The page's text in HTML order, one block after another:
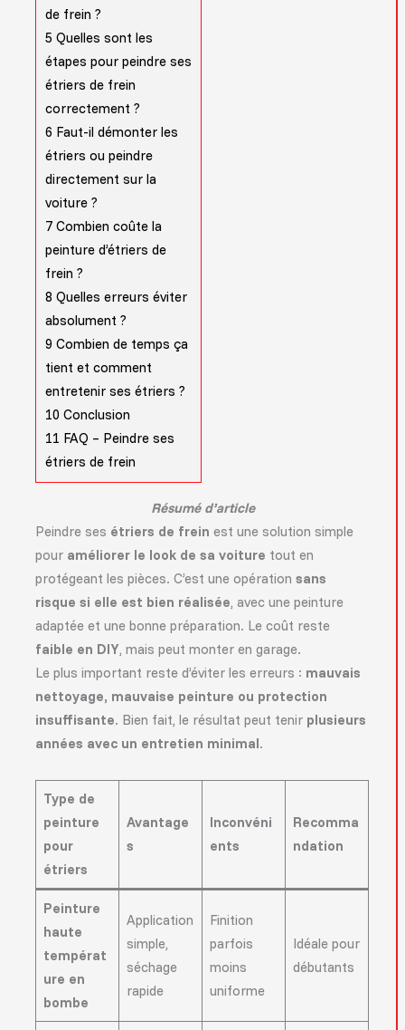
de frein ?
5 Quelles sont les
étapes pour peindre ses
étriers de frein
correctement ?
6 Faut-il démonter les
étriers ou peindre
directement sur la
voiture ?
7 Combien coûte la
peinture d’étriers de
frein ?
8 Quelles erreurs éviter
absolument ?
9 Combien de temps ça
tient et comment
entretenir ses étriers ?
10 Conclusion
11 FAQ – Peindre ses
étriers de frein
Résumé d’article
Peindre ses étriers de frein est une solution simple
pour améliorer le look de sa voiture tout en
protégeant les pièces. C’est une opérationsans
risque si elle est bien réalisée, avec une peinture
adaptée et une bonne préparation. Le coût reste
faible en DIY, mais peut monter en garage.
Le plus important reste d’éviter les erreurs : mauvais
nettoyage, mauvaise peinture ou protection
insuffisante. Bien fait, le résultat peut tenir plusieurs
années avec un entretien minimal.
Type de
peinture
pour
étriers
Avantage
s
Inconvéni
ents
Recomma
ndation
Peinture
haute
températ
ure en
bombe
Application
simple,
séchage
rapide
Finition
parfois
moins
uniforme
Idéale pour
débutants